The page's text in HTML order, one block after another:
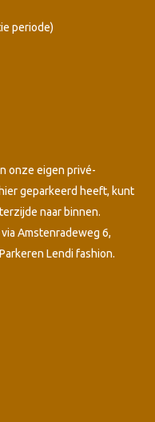
periode)
onze eigen privé-
geparkeerd heeft, kunt
naar binnen.
Amstenradeweg 6,
Lendi fashion.